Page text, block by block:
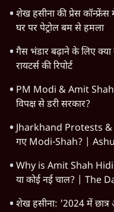
शेख हसीना की प्रेस
घर पर पेट्रोल बम से हमला
गैस भंडार बढ़ाने के लिए
रायटर्स की रिपोर्ट
PM Modi & Amit
विपक्ष से डरी सरकार?
Jharkhand Protests &
गए Modi-Shah? |
Why is Amit Shah
या कोई नई चाल? | The
शेख हसीना: '2024 में छात्र